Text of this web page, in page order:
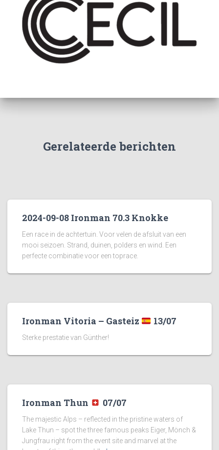
Gerelateerde berichten
2024-09-08 Ironman 70.3 Knokke
Een race in de achtertuin. Voor velen de afsluit van een
mooi seizoen. Strand, duinen, polders en wind. Een
perfecte combinatie voor een toprace.
Ironman Vitoria – Gasteiz 13/07
Sterke prestatie van Günther!
Ironman Thun 07/07
The majestic Alps – reflected in the pristine waters of
Lake Thun – spot the three famous peaks Eiger, Mönch &
Jungfrau right from the event site and marvel at the